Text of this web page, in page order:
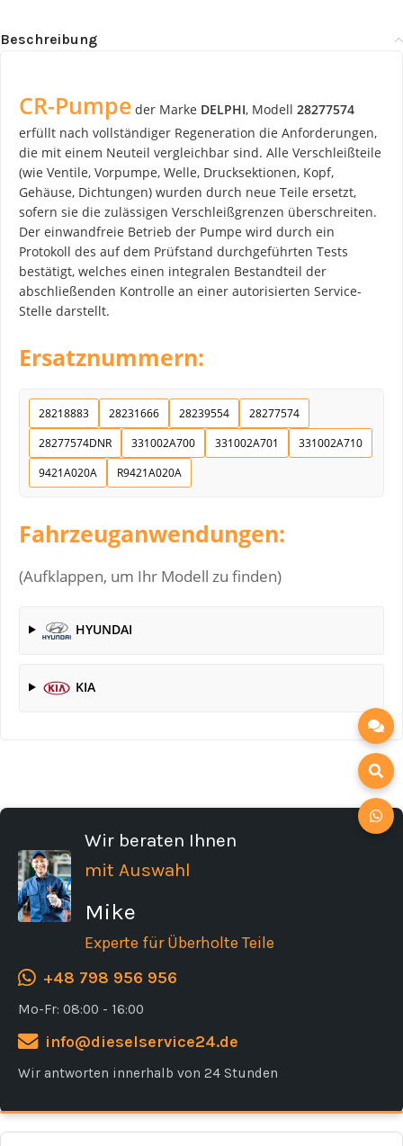
Beschreibung
CR-Pumpe der Marke DELPHI, Modell 28277574
erfüllt nach vollständiger Regeneration die Anforderungen,
die mit einem Neuteil vergleichbar sind. Alle Verschleißteile
(wie Ventile, Vorpumpe, Welle, Drucksektionen, Kopf,
Gehäuse, Dichtungen) wurden durch neue Teile ersetzt,
sofern sie die zulässigen Verschleißgrenzen überschreiten.
Der einwandfreie Betrieb der Pumpe wird durch ein
Protokoll des auf dem Prüfstand durchgeführten Tests
bestätigt, welches einen integralen Bestandteil der
abschließenden Kontrolle an einer autorisierten Service-
Stelle darstellt.
Ersatznummern:
28218883 28231666 28239554
28277574
28277574DNR
331002A700 331002A701
331002A710
9421A020A
R9421A020A
Fahrzeuganwendungen:
(Aufklappen, um Ihr Modell zu finden)
HYUNDAI
KIA
Wir beraten Ihnen
mit Auswahl
Mike
Experte für Überholte Teile
+48 798 956 956
Mo-Fr: 08:00 - 16:00
info@dieselservice24.de
Wir antworten innerhalb von 24 Stunden